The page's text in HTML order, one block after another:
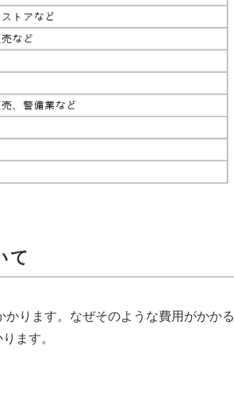
て
ります。なぜそのような費用がかかる
ます。